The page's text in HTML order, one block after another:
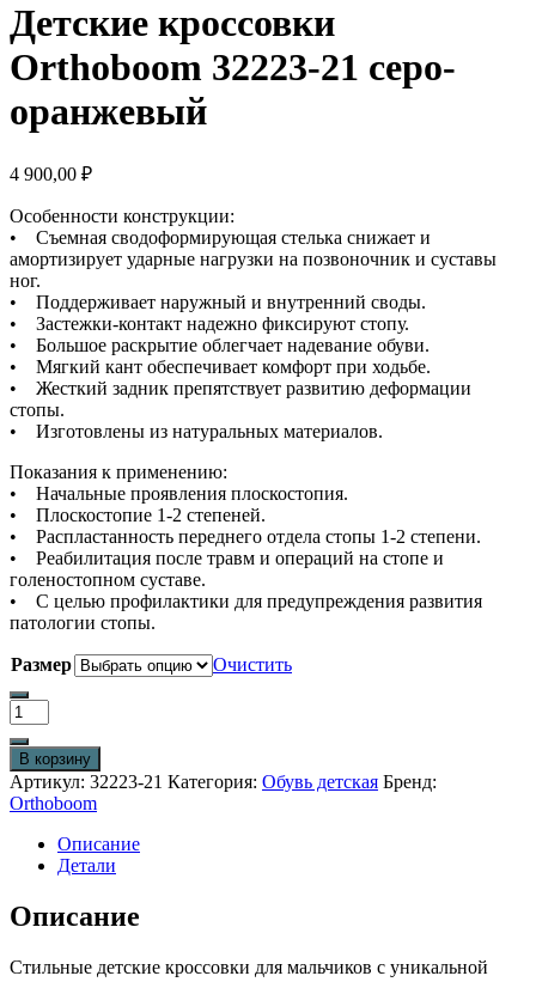
Детские кроссовки
Orthoboom 32223-21 серо-
оранжевый
4 900,00 ₽
Особенности конструкции:
• Съемная сводоформирующая стелька снижает и
амортизирует ударные нагрузки на позвоночник и суставы
ног.
• Поддерживает наружный и внутренний своды.
• Застежки-контакт надежно фиксируют стопу.
• Большое раскрытие облегчает надевание обуви.
• Мягкий кант обеспечивает комфорт при ходьбе.
• Жесткий задник препятствует развитию деформации
стопы.
• Изготовлены из натуральных материалов.
Показания к применению:
• Начальные проявления плоскостопия.
• Плоскостопие 1-2 степеней.
• Распластанность переднего отдела стопы 1-2 степени.
• Реабилитация после травм и операций на стопе и
голеностопном суставе.
• С целью профилактики для предупреждения развития
патологии стопы.
Размер Очистить
Количество
товара
Детские
кроссовки
Orthoboom
32223-
серо-
оранжевый
В корзину
Артикул: 32223-21 Категория: Обувь детская Бренд:
Orthoboom
Описание
Детали
Описание
Стильные детские кроссовки для мальчиков с уникальной